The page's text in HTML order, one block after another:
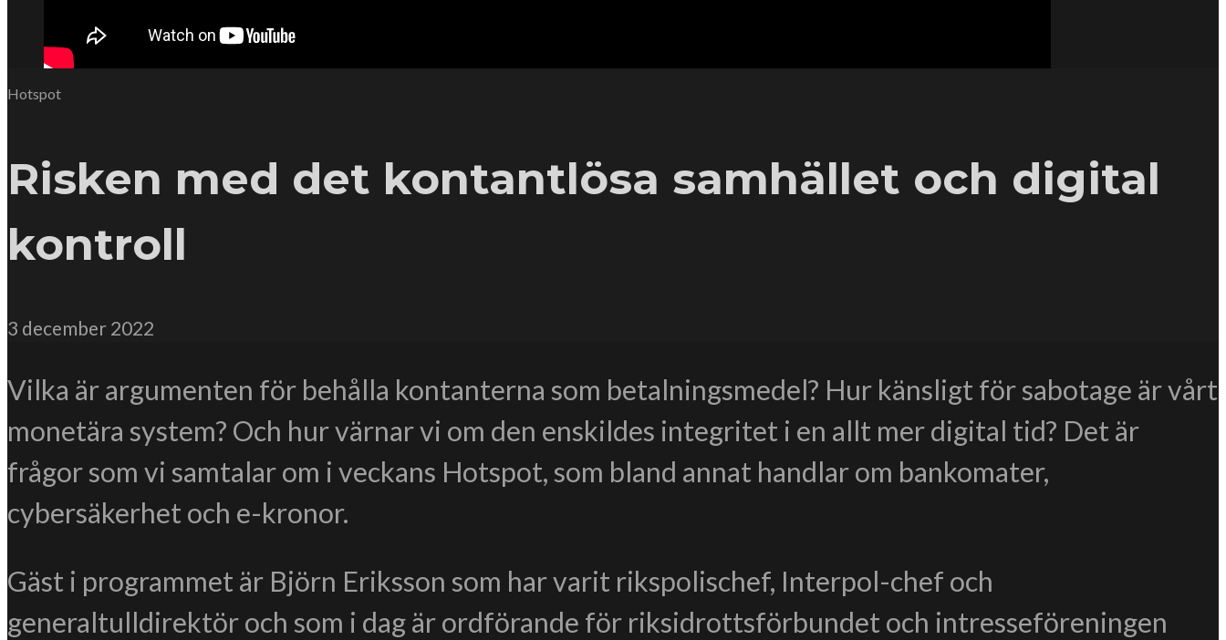
Hotspot
Risken med det kontantlösa samhället och digital
kontroll
3 december 2022
Vilka är argumenten för behålla kontanterna som betalningsmedel? Hur känsligt för sabotage är vårt
monetära system? Och hur värnar vi om den enskildes integritet i en allt mer digital tid? Det är
frågor som vi samtalar om i veckans Hotspot, som bland annat handlar om bankomater,
cybersäkerhet och e-kronor.
Gäst i programmet är Björn Eriksson som har varit rikspolischef, Interpol-chef och
generaltulldirektör och som i dag är ordförande för riksidrottsförbundet och intresseföreningen